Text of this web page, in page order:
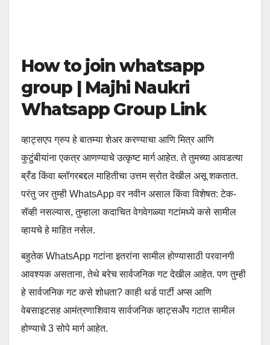
How to join whatsapp
group | Majhi Naukri
Whatsapp Group Link
व्हाट्सएप ग्रुप हे बातम्या शेअर करण्याचा आणि मित्र आणि
कुटुंबीयांना एकत्र आणण्याचे उत्कृष्ट मार्ग आहेत. ते तुमच्या आवडत्या
ब्रँड किंवा ब्लॉगरबद्दल माहितीचा उत्तम स्रोत देखील असू शकतात.
परंतु जर तुम्ही WhatsApp वर नवीन असाल किंवा विशेषत: टेक-
सॅव्ही नसल्यास, तुम्हाला कदाचित वेगवेगळ्या गटांमध्ये कसे सामील
व्हायचे हे माहित नसेल.
बहुतेक WhatsApp गटांना इतरांना सामील होण्यासाठी परवानगी
आवश्यक असताना, तेथे बरेच सार्वजनिक गट देखील आहेत. पण तुम्ही
हे सार्वजनिक गट कसे शोधता? काही थर्ड पार्टी अप्स आणि
वेबसाइटसह आमंत्रणाशिवाय सार्वजनिक व्हाट्सअँप गटात सामील
होण्याचे 3 सोपे मार्ग आहेत.